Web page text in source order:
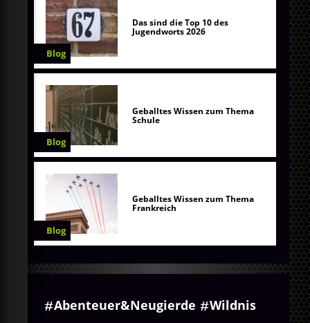
Blog
Das sind die Top 10 des
Jugendworts 2026
Blog
Geballtes Wissen zum Thema
Schule
Blog
Geballtes Wissen zum Thema
Frankreich
Abenteuer&Neugierde Wildnis